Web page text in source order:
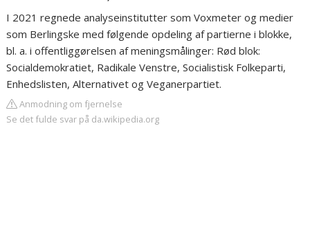
I 2021 regnede analyseinstitutter som Voxmeter og medier
som Berlingske med følgende opdeling af partierne i blokke,
bl. a. i offentliggørelsen af meningsmålinger: Rød blok:
Socialdemokratiet, Radikale Venstre, Socialistisk Folkeparti,
Enhedslisten, Alternativet og Veganerpartiet.
Anmodning om fjernelse
Se det fulde svar på da.wikipedia.org